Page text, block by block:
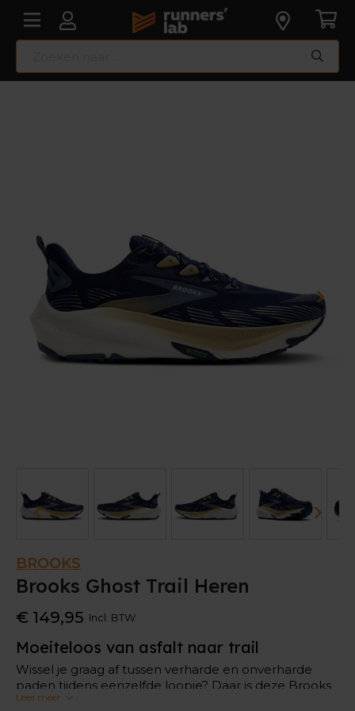
BROOKS
Brooks Ghost Trail Heren
€ 149,95 Incl. BTW
Moeiteloos van asfalt naar trail
Wissel je graag af tussen verharde en onverharde
paden tijdens eenzelfde loopje? Daar is deze Brooks
Ghost Trail ideaal voor.
Lees meer